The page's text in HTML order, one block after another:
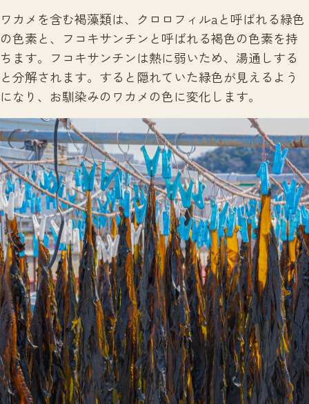
ワカメを含む褐藻類は、クロロフィルaと呼ばれる緑色
の色素と、フコキサンチンと呼ばれる褐色の色素を持
ちます。フコキサンチンは熱に弱いため、湯通しする
と分解されます。すると隠れていた緑色が見えるよう
になり、お馴染みのワカメの色に変化します。